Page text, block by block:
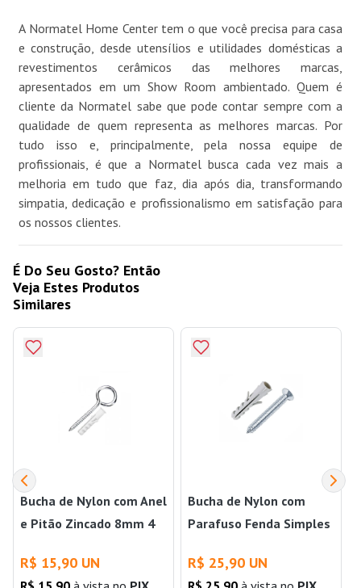
A Normatel Home Center tem o que você precisa para casa
e construção, desde utensílios e utilidades domésticas a
revestimentos cerâmicos das melhores marcas,
apresentados em um Show Room ambientado. Quem é
cliente da Normatel sabe que pode contar sempre com a
qualidade de quem representa as melhores marcas. Por
tudo isso e, principalmente, pela nossa equipe de
profissionais, é que a Normatel busca cada vez mais a
melhoria em tudo que faz, dia após dia, transformando
simpatia, dedicação e profissionalismo em satisfação para
os nossos clientes.
É Do Seu Gosto? Então
Veja Estes Produtos
Similares
Bucha de Nylon com Anel
e Pitão Zincado 8mm 4
R$ 15,90 UN
Bucha de Nylon com
Parafuso Fenda Simples
5und Bemfixa
R$ 25,90 UN